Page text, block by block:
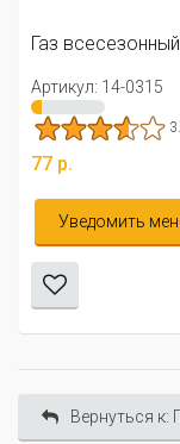
220 гр
☺
Вернуться к: